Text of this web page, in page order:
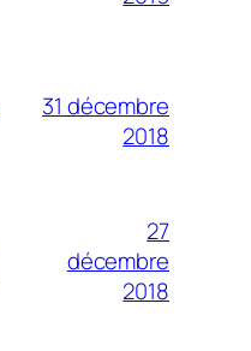
31 décembre
2018
27
décembre
2018